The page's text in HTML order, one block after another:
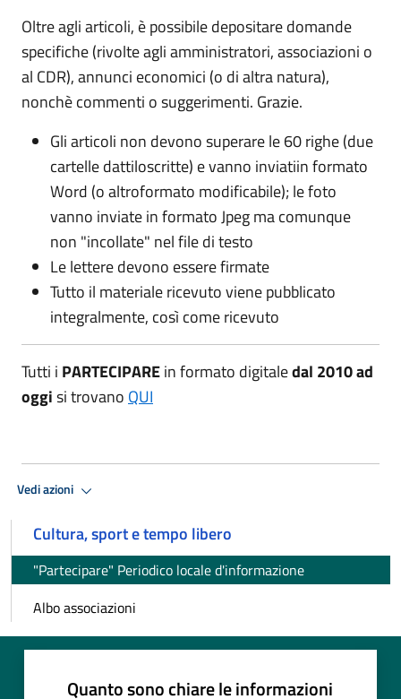
Oltre agli articoli, è possibile depositare domande
specifiche (rivolte agli amministratori, associazioni o
al CDR), annunci economici (o di altra natura),
nonchè commenti o suggerimenti. Grazie.
Gli articoli non devono superare le 60 righe (due
cartelle dattiloscritte) e vanno inviatiin formato
Word (o altroformato modificabile); le foto
vanno inviate in formato Jpeg ma comunque
non "incollate" nel file di testo
Le lettere devono essere firmate
Tutto il materiale ricevuto viene pubblicato
integralmente, così come ricevuto
Tutti i PARTECIPAREin formato digitaledal 2010 ad
oggisi trovano QUI
Vedi azioni
Cultura, sport e tempo libero
"Partecipare" Periodico locale d'informazione
Albo associazioni
Quanto sono chiare le informazioni